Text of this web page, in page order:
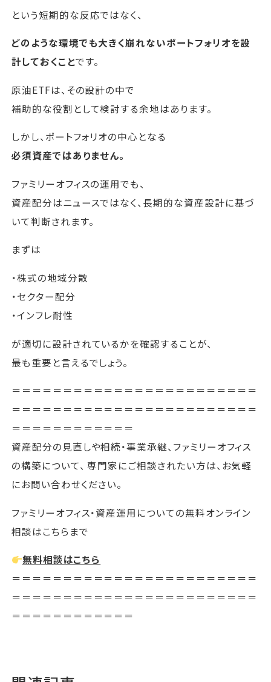
という短期的な反応ではなく、
どのような環境でも大きく崩れないポートフォリオを設
計しておくことです。
原油ETFは、その設計の中で
補助的な役割として検討する余地はあります。
しかし、ポートフォリオの中心となる
必須資産ではありません。
ファミリーオフィスの運用でも、
資産配分はニュースではなく、長期的な資産設計に基づ
いて判断されます。
まずは
・株式の地域分散
・セクター配分
・インフレ耐性
が適切に設計されているかを確認することが、
最も重要と言えるでしょう。
＝＝＝＝＝＝＝＝＝＝＝＝＝＝＝＝＝＝＝＝＝＝＝＝
＝＝＝＝＝＝＝＝＝＝＝＝＝＝＝＝＝＝＝＝＝＝＝＝
＝＝＝＝＝＝＝＝＝＝＝＝
資産配分の見直しや相続・事業承継、ファミリーオフィス
の構築について、 専門家にご相談されたい方は、お気軽
にお問い合わせください。
ファミリーオフィス・資産運用についての無料オンライン
相談はこちらまで
無料相談はこちら
＝＝＝＝＝＝＝＝＝＝＝＝＝＝＝＝＝＝＝＝＝＝＝＝
＝＝＝＝＝＝＝＝＝＝＝＝＝＝＝＝＝＝＝＝＝＝＝＝
＝＝＝＝＝＝＝＝＝＝＝＝